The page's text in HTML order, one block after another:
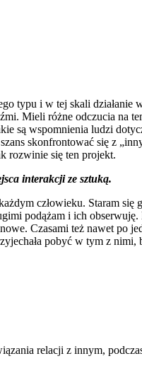
typu i w tej skali
Mieli różne odczucia na
są wspomnienia ludzi
skonfrontować się z
rozwinie się ten projekt.
interakcji ze sztuką.
człowieku. Staram
podążam i ich
Czasami też nawet po
pobyć w tym z
relacji z innym,